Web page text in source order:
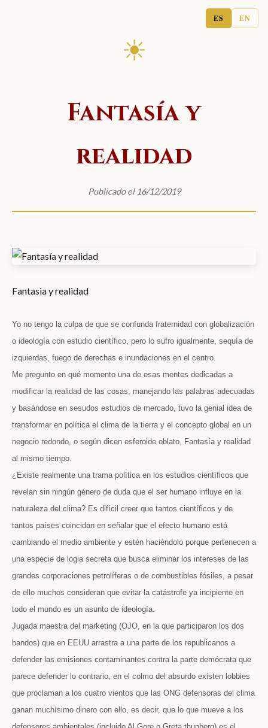
ES EN
☀
Fantasía y
realidad
Publicado el 16/12/2019
Fantasia y realidad
Yo no tengo la culpa de que se confunda fraternidad con globalización
o ideología con estudio científico, pero lo sufro igualmente, sequía de
izquierdas, fuego de derechas e inundaciones en el centro.
Me pregunto en qué momento una de esas mentes dedicadas a
modificar la realidad de las cosas, manejando las palabras adecuadas
y basándose en sesudos estudios de mercado, tuvo la genial idea de
transformar en política el clima de la tierra y el concepto global en un
negocio redondo, o según dicen esferoide oblato, Fantasía y realidad
al mismo tiempo.
¿Existe realmente una trama política en los estudios científicos que
revelan sin ningún género de duda que el ser humano influye en la
naturaleza del clima? Es difícil creer que tantos científicos y de
tantos países coincidan en señalar que el efecto humano está
cambiando el medio ambiente y estén haciéndolo porque pertenecen a
una especie de logia secreta que busca eliminar los intereses de las
grandes corporaciones petrolíferas o de combustibles fósiles, a pesar
de ello muchos consideran que evitar la catástrofe ya incipiente en
todo el mundo es un asunto de ideología.
Jugada maestra del marketing (OJO, en la que participaron los dos
bandos) que en EEUU arrastra a una parte de los republicanos a
defender las emisiones contaminantes contra la parte demócrata que
parece defender lo contrario, en el colmo del absurdo existen lobbies
que proclaman a los cuatro vientos que las ONG defensoras del clima
ganan muchísimo dinero con ello, es decir, que lo que mueve a los